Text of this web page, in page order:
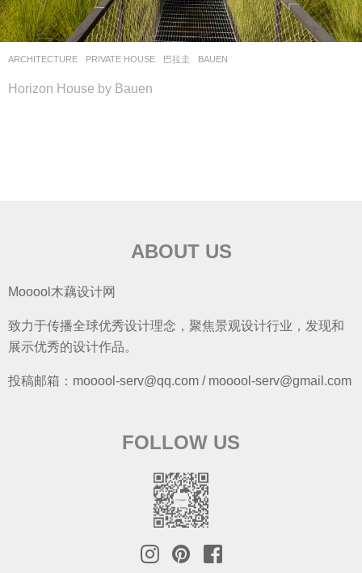
ARCHITECTURE PRIVATE HOUSE 巴拉圭 BAUEN
Horizon House by Bauen
ABOUT US
Mooool木藕设计网
致力于传播全球优秀设计理念，聚焦景观设计行业，发现和
展示优秀的设计作品。
投稿邮箱：mooool-serv@qq.com / mooool-serv@gmail.com
FOLLOW US